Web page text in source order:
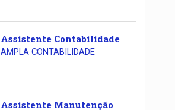
Assistente Contabilidade
AMPLA CONTABILIDADE
Assistente Manutenção